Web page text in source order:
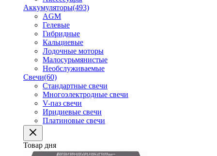
Аккумуляторы(493)
AGM
Гелевые
Гибридные
Кальциевые
Лодочные моторы
Малосурьмянистые
Необслуживаемые
Свечи(60)
Стандартные свечи
Многоэлектродные свечи
V-паз свечи
Иридиевые свечи
Платиновые свечи
Товар дня